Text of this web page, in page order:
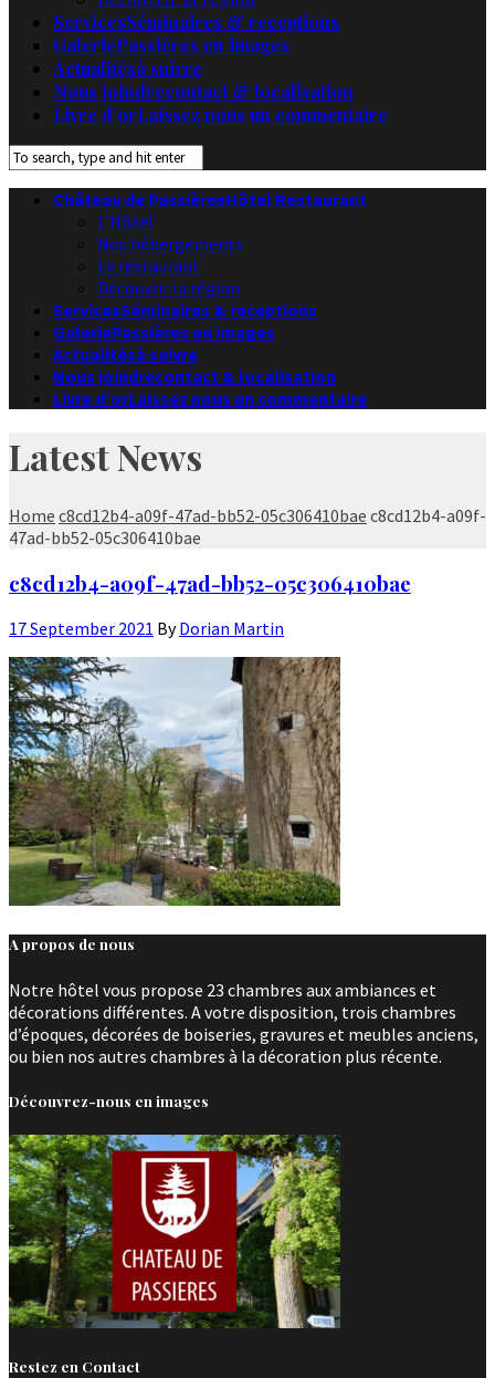
ServicesSéminaires & receptions
GaleriePassières en images
Actualitésà suivre
Nous joindrecontact & localisation
Livre d’orLaissez nous un commentaire
Château de PassièresHôtel Restaurant
L’Hôtel
Nos hébergements
Le restaurant
Découvrir la région
ServicesSéminaires & receptions
GaleriePassières en images
Actualitésà suivre
Nous joindrecontact & localisation
Livre d’orLaissez nous un commentaire
Latest News
Home c8cd12b4-a09f-47ad-bb52-05c306410bae c8cd12b4-a09f-
47ad-bb52-05c306410bae
c8cd12b4-a09f-47ad-bb52-05c306410bae
17 September 2021 ByDorian Martin
A propos de nous
Notre hôtel vous propose 23 chambres aux ambiances et
décorations différentes. A votre disposition, trois chambres
d’époques, décorées de boiseries, gravures et meubles anciens,
ou bien nos autres chambres à la décoration plus récente.
Découvrez-nous en images
Restez en Contact